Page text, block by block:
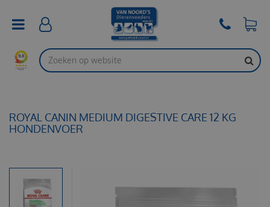
ROYAL CANIN MEDIUM DIGESTIVE CARE 12 KG
HONDENVOER